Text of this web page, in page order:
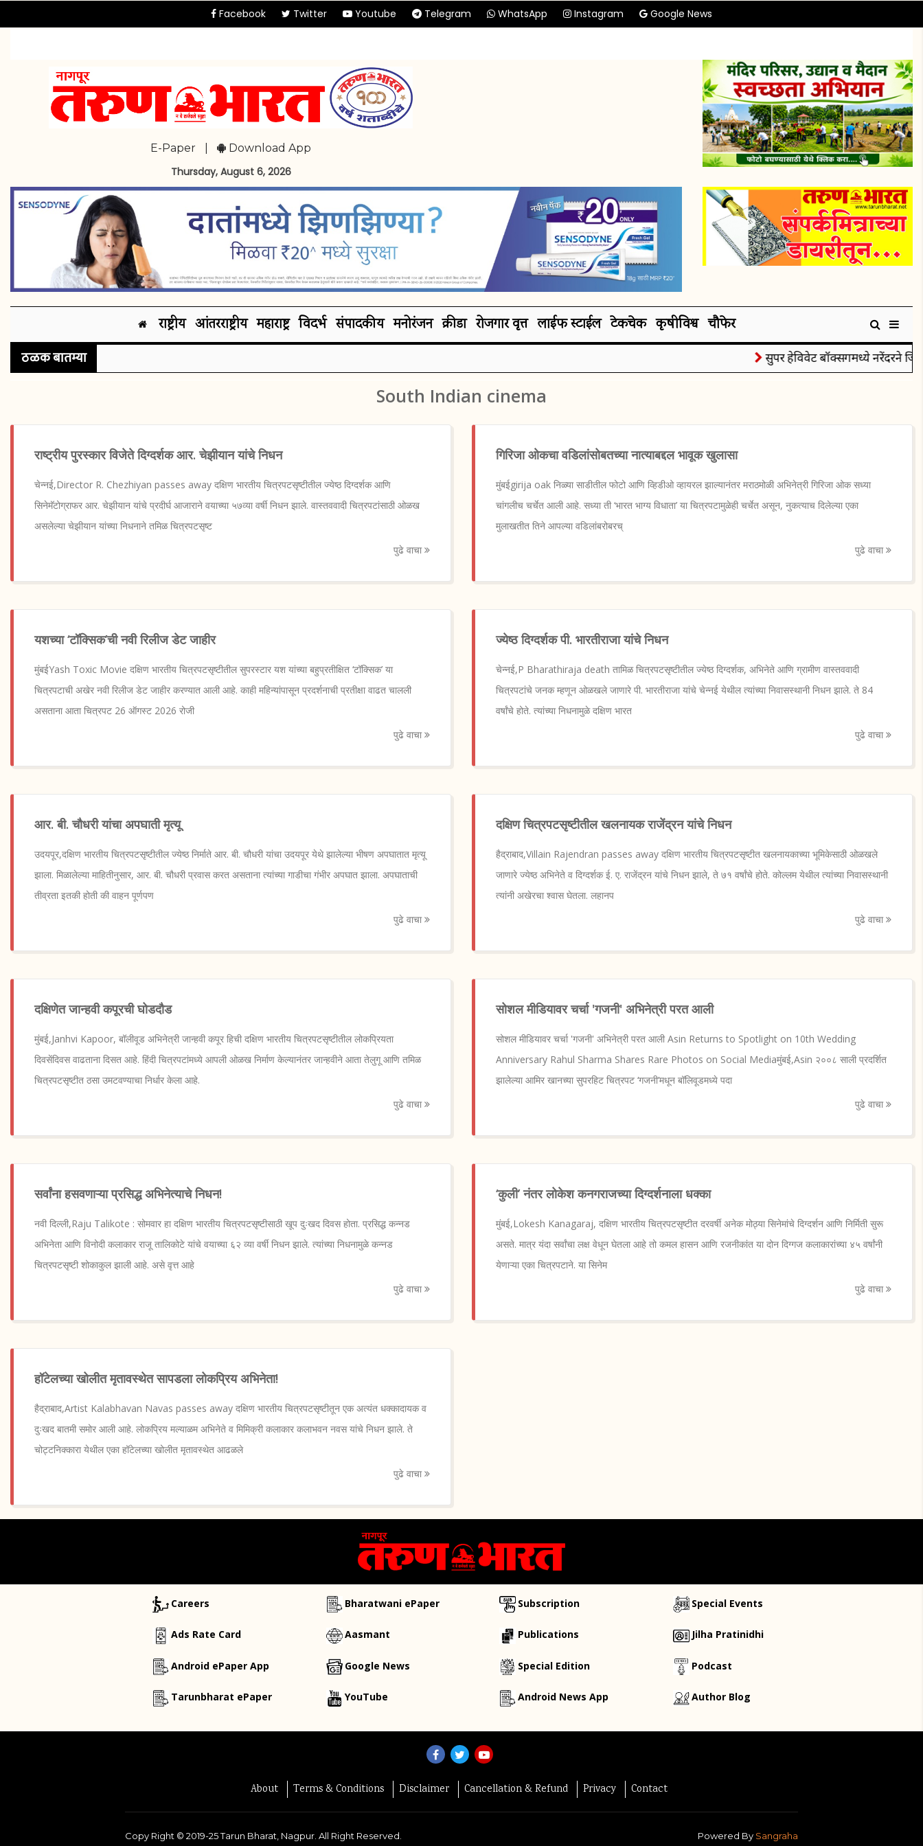
Facebook Twitter Youtube Telegram WhatsApp Instagram Google News
E-Paper Download App
Thursday, August 6, 2026
राष्ट्रीय आंतरराष्ट्रीय महाराष्ट्र विदर्भ संपादकीय मनोरंजन क्रीडा रोजगार वृत्त लाईफ स्टाईल टेकचेक कृषीविश्व चौफेर
ठळक बातम्या सुपर हेविवेट बॉक्सिंगमध्ये नरेंदरने जिंकले
South Indian cinema
राष्ट्रीय पुरस्कार विजेते दिग्दर्शक आर. चेझीयान यांचे निधन
चेन्नई,Director R. Chezhiyan passes away दक्षिण भारतीय चित्रपटसृष्टीतील ज्येष्ठ दिग्दर्शक आणि
सिनेमॅटोग्राफर आर. चेझीयान यांचे प्रदीर्घ आजाराने वयाच्या ५७व्या वर्षी निधन झाले. वास्तववादी चित्रपटांसाठी ओळख
असलेल्या चेझीयान यांच्या निधनाने तमिळ चित्रपटसृष्ट
पुढे वाचा
गिरिजा ओकचा वडिलांसोबतच्या नात्याबद्दल भावूक खुलासा
मुंबईgirija oak निळ्या साडीतील फोटो आणि व्हिडीओ व्हायरल झाल्यानंतर मराठमोळी अभिनेत्री गिरिजा ओक सध्या
चांगलीच चर्चेत आली आहे. सध्या ती ‘भारत भाग्य विधाता’ या चित्रपटामुळेही चर्चेत असून, नुकत्याच दिलेल्या एका
मुलाखतीत तिने आपल्या वडिलांबरोबरच्
पुढे वाचा
यशच्या ‘टॉक्सिक’ची नवी रिलीज डेट जाहीर
मुंबईYash Toxic Movie दक्षिण भारतीय चित्रपटसृष्टीतील सुपरस्टार यश यांच्या बहुप्रतीक्षित ‘टॉक्सिक’ या
चित्रपटाची अखेर नवी रिलीज डेट जाहीर करण्यात आली आहे. काही महिन्यांपासून प्रदर्शनाची प्रतीक्षा वाढत चालली
असताना आता चित्रपट 26 ऑगस्ट 2026 रोजी
पुढे वाचा
ज्येष्ठ दिग्दर्शक पी. भारतीराजा यांचे निधन
चेन्नई,P Bharathiraja death तामिळ चित्रपटसृष्टीतील ज्येष्ठ दिग्दर्शक, अभिनेते आणि ग्रामीण वास्तववादी
चित्रपटांचे जनक म्हणून ओळखले जाणारे पी. भारतीराजा यांचे चेन्नई येथील त्यांच्या निवासस्थानी निधन झाले. ते 84
वर्षांचे होते. त्यांच्या निधनामुळे दक्षिण भारत
पुढे वाचा
आर. बी. चौधरी यांचा अपघाती मृत्यू
उदयपूर,दक्षिण भारतीय चित्रपटसृष्टीतील ज्येष्ठ निर्माते आर. बी. चौधरी यांचा उदयपूर येथे झालेल्या भीषण अपघातात मृत्यू
झाला. मिळालेल्या माहितीनुसार, आर. बी. चौधरी प्रवास करत असताना त्यांच्या गाडीचा गंभीर अपघात झाला. अपघाताची
तीव्रता इतकी होती की वाहन पूर्णपण
पुढे वाचा
दक्षिण चित्रपटसृष्टीतील खलनायक राजेंद्रन यांचे निधन
हैद्राबाद,Villain Rajendran passes away दक्षिण भारतीय चित्रपटसृष्टीत खलनायकाच्या भूमिकेसाठी ओळखले
जाणारे ज्येष्ठ अभिनेते व दिग्दर्शक ई. ए. राजेंद्रन यांचे निधन झाले, ते ७१ वर्षांचे होते. कोल्लम येथील त्यांच्या निवासस्थानी
त्यांनी अखेरचा श्वास घेतला. लहानप
पुढे वाचा
दक्षिणेत जान्हवी कपूरची घोडदौड
मुंबई,Janhvi Kapoor, बॉलीवूड अभिनेत्री जान्हवी कपूर हिची दक्षिण भारतीय चित्रपटसृष्टीतील लोकप्रियता
दिवसेंदिवस वाढताना दिसत आहे. हिंदी चित्रपटांमध्ये आपली ओळख निर्माण केल्यानंतर जान्हवीने आता तेलुगू आणि तमिळ
चित्रपटसृष्टीत ठसा उमटवण्याचा निर्धार केला आहे.
पुढे वाचा
सोशल मीडियावर चर्चा 'गजनी' अभिनेत्री परत आली
सोशल मीडियावर चर्चा 'गजनी' अभिनेत्री परत आली Asin Returns to Spotlight on 10th Wedding
Anniversary Rahul Sharma Shares Rare Photos on Social Mediaमुंबई,Asin २००८ साली प्रदर्शित
झालेल्या आमिर खानच्या सुपरहिट चित्रपट ‘गजनी’मधून बॉलिवूडमध्ये पदा
पुढे वाचा
सर्वांना हसवणाऱ्या प्रसिद्ध अभिनेत्याचे निधन!
नवी दिल्ली,Raju Talikote : सोमवार हा दक्षिण भारतीय चित्रपटसृष्टीसाठी खूप दुःखद दिवस होता. प्रसिद्ध कन्नड
अभिनेता आणि विनोदी कलाकार राजू तालिकोटे यांचे वयाच्या ६२ व्या वर्षी निधन झाले. त्यांच्या निधनामुळे कन्नड
चित्रपटसृष्टी शोकाकुल झाली आहे. असे वृत्त आहे
पुढे वाचा
‘कुली’ नंतर लोकेश कनगराजच्या दिग्दर्शनाला धक्का
मुंबई,Lokesh Kanagaraj, दक्षिण भारतीय चित्रपटसृष्टीत दरवर्षी अनेक मोठ्या सिनेमांचे दिग्दर्शन आणि निर्मिती सुरू
असते. मात्र यंदा सर्वांचा लक्ष वेधून घेतला आहे तो कमल हासन आणि रजनीकांत या दोन दिग्गज कलाकारांच्या ४५ वर्षांनी
येणाऱ्या एका चित्रपटाने. या सिनेम
पुढे वाचा
हॉटेलच्या खोलीत मृतावस्थेत सापडला लोकप्रिय अभिनेता!
हैद्राबाद,Artist Kalabhavan Navas passes away दक्षिण भारतीय चित्रपटसृष्टीतून एक अत्यंत धक्कादायक व
दुःखद बातमी समोर आली आहे. लोकप्रिय मल्याळम अभिनेते व मिमिक्री कलाकार कलाभवन नवस यांचे निधन झाले. ते
चोट्टनिक्कारा येथील एका हॉटेलच्या खोलीत मृतावस्थेत आढळले
पुढे वाचा
Careers
Ads Rate Card
Android ePaper App
Tarunbharat ePaper
Bharatwani ePaper
Aasmant
Google News
YouTube
Subscription
Publications
Special Edition
Android News App
Special Events
Jilha Pratinidhi
Podcast
Author Blog
About Terms & Conditions Disclaimer Cancellation & Refund Privacy Contact
Copy Right © 2019-25Tarun Bharat, Nagpur. All Right Reserved. Powered By Sangraha